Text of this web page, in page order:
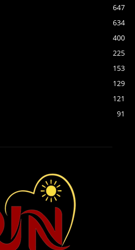
647
634
400
225
153
129
121
91